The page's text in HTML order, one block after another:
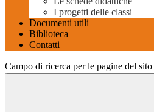
I progetti delle classi
Documenti utili
Biblioteca
Contatti
Campo di ricerca per le pagine del sito